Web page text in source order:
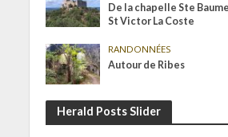
De la chapelle Ste
St Victor La Coste
RANDONNÉES
Autour de Ribes
Herald Posts Slider